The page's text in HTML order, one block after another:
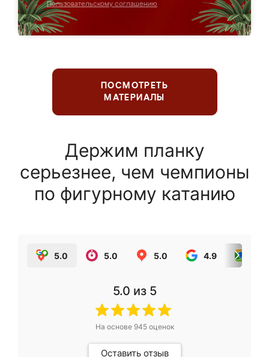
Пользовательскому соглашению
ПОСМОТРЕТЬ
МАТЕРИАЛЫ
Держим планку
серьезнее, чем чемпионы
по фигурному катанию
5.0 5.0 5.0 4.9
5.0 из 5
На основе 945оценок
Оставить отзыв